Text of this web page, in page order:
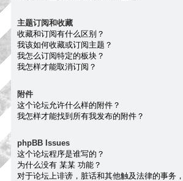
主题订阅和收藏
收藏和订阅有什么区别？
我该如何收藏或订阅主题？
我怎么订阅特定的板块？
我怎样才能取消订阅？
附件
这个论坛允许什么样的附件？
我怎样才能找到所有我发布的附件？
phpBB Issues
这个论坛程序是谁写的？
为什么没有 某某 功能？
对于论坛上诽谤，脏话和其他触及法律的事务